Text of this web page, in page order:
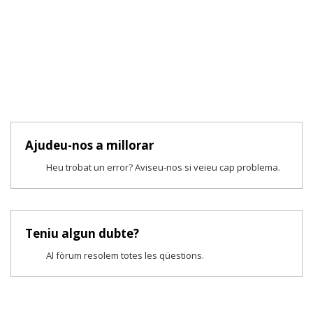
Ajudeu-nos a millorar
Heu trobat un error? Aviseu-nos si veieu cap problema.
Teniu algun dubte?
Al fòrum resolem totes les qüestions.